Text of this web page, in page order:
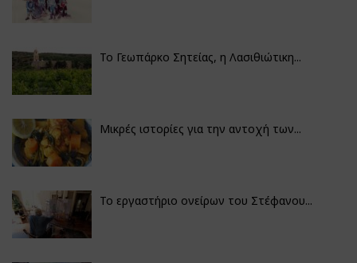
Το Γεωπάρκο Σητείας, η Λασιθιώτικη...
Μικρές ιστορίες για την αντοχή των...
Το εργαστήριο ονείρων του Στέφανου...